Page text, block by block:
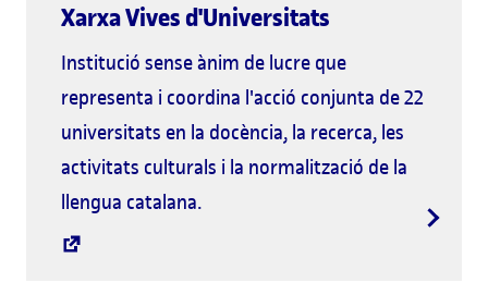
Xarxa Vives d'Universitats
Institució sense ànim de lucre que
representa i coordina l'acció conjunta de 22
universitats en la docència, la recerca, les
activitats culturals i la normalització de la
llengua catalana.